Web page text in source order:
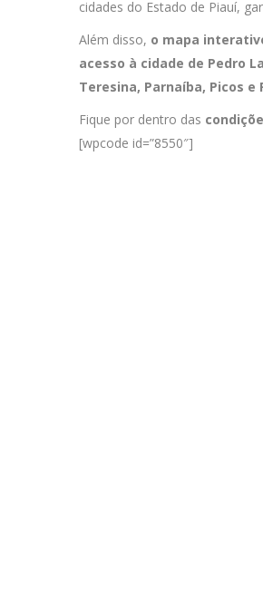
cidades do Estado de Piauí,
Além disso, o mapa
acesso à cidade de Pedro
Teresina, Parnaíba, Picos e
Fique por dentro das
[wpcode id=”8550″]